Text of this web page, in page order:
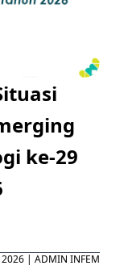
ke-29
2026 | ADMIN INFEM